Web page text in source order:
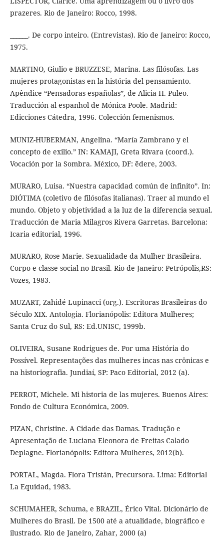
prazeres. Rio de Janeiro: Rocco, 1998.
______. De corpo inteiro. (Entrevistas). Rio de Janeiro: Rocco,
1975.
MARTINO, Giulio e BRUZZESE, Marina. Las filósofas. Las
mujeres protagonistas en la história del pensamiento.
Apêndice “Pensadoras españolas”, de Alicia H. Puleo.
Traducción al espanhol de Mónica Poole. Madrid:
Edicciones Cátedra, 1996. Colección femenismos.
MUNIZ-HUBERMAN, Angelina. “María Zambrano y el
concepto de exilio.” IN: KAMAJI, Greta Rivara (coord.).
Vocación por la Sombra. México, DF: ӗdere, 2003.
MURARO, Luisa. “Nuestra capacidad común de infinito”. In:
DIÓTIMA (coletivo de filósofas italianas). Traer al mundo el
mundo. Objeto y objetividad a la luz de la diferencia sexual.
Traducción de Maria Milagros Rivera Garretas. Barcelona:
Icaria editorial, 1996.
MURARO, Rose Marie. Sexualidade da Mulher Brasileira.
Corpo e classe social no Brasil. Rio de Janeiro: Petrópolis,RS:
Vozes, 1983.
MUZART, Zahidé Lupinacci (org.). Escritoras Brasileiras do
Século XIX. Antologia. Florianópolis: Editora Mulheres;
Santa Cruz do Sul, RS: Ed.UNISC, 1999b.
OLIVEIRA, Susane Rodrigues de. Por uma História do
Possível. Representações das mulheres incas nas crônicas e
na historiografia. Jundiaí, SP: Paco Editorial, 2012 (a).
PERROT, Michele. Mi historia de las mujeres. Buenos Aires:
Fondo de Cultura Económica, 2009.
PIZAN, Christine. A Cidade das Damas. Tradução e
Apresentação de Luciana Eleonora de Freitas Calado
Deplagne. Florianópolis: Editora Mulheres, 2012(b).
PORTAL, Magda. Flora Tristán, Precursora. Lima: Editorial
La Equidad, 1983.
SCHUMAHER, Schuma, e BRAZIL, Érico Vital. Dicionário de
Mulheres do Brasil. De 1500 até a atualidade, biográfico e
ilustrado. Rio de Janeiro, Zahar, 2000 (a)